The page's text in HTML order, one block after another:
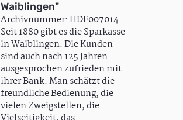
Waiblingen"
Archivnummer: HDF007014
Seit 1880 gibt es die Sparkasse
in Waiblingen. Die Kunden
sind auch nach 125 Jahren
ausgesprochen zufrieden mit
ihrer Bank. Man schätzt die
freundliche Bedienung, die
vielen Zweigstellen, die